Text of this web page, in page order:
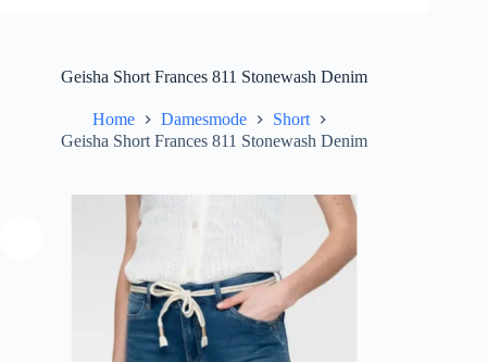
Geisha Short Frances 811 Stonewash Denim
Home Damesmode
Short
Geisha Short Frances 811 Stonewash Denim